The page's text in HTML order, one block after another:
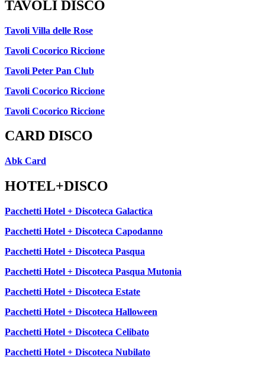
TAVOLI DISCO
Tavoli Villa delle Rose
Tavoli Cocorico Riccione
Tavoli Peter Pan Club
Tavoli Cocorico Riccione
Tavoli Cocorico Riccione
CARD DISCO
Abk Card
HOTEL+DISCO
Pacchetti Hotel + Discoteca Galactica
Pacchetti Hotel + Discoteca Capodanno
Pacchetti Hotel + Discoteca Pasqua
Pacchetti Hotel + Discoteca Pasqua Mutonia
Pacchetti Hotel + Discoteca Estate
Pacchetti Hotel + Discoteca Halloween
Pacchetti Hotel + Discoteca Celibato
Pacchetti Hotel + Discoteca Nubilato